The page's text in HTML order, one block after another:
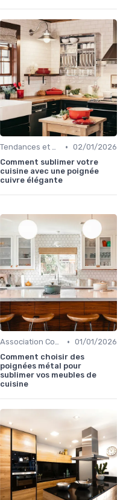
Tendances et Nouveautés • 02/01/2026
Comment sublimer votre
cuisine avec une poignée
cuivre élégante
Association Couleurs et Matériaux • 01/01/2026
Comment choisir des
poignées métal pour
sublimer vos meubles de
cuisine